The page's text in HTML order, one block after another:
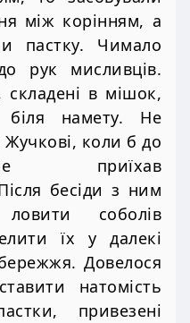
між корінням, а
пастку. Чимало
рук мисливців.
складені в мішок,
біля намету. Не
коли б до
приїхав
бесіди з ним
соболів
їх у далекі
Довелося
натомість
привезені